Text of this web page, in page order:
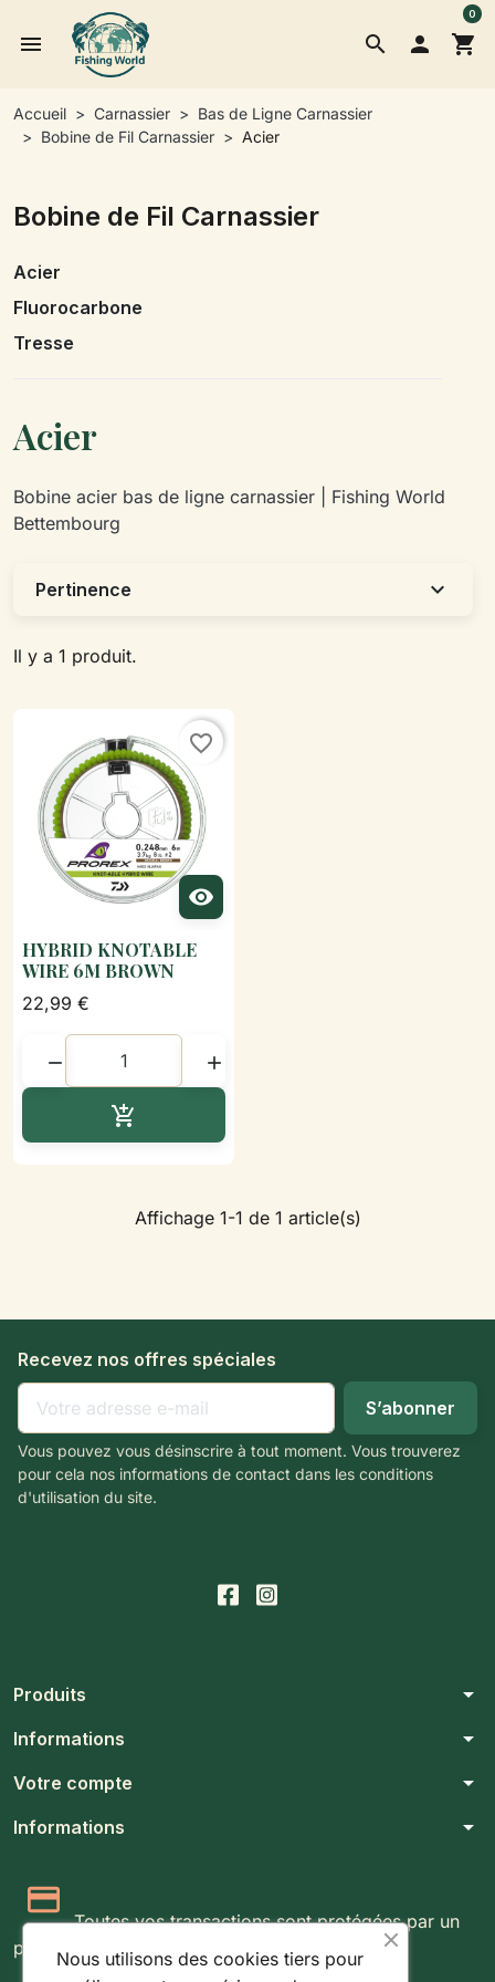
search
menu  shopping_cart
0
Accueil Carnassier
Bas de Ligne Carnassier
Bobine de Fil Carnassier
Acier
Bobine de Fil Carnassier
Acier
Fluorocarbone
Tresse
Acier
Bobine acier bas de ligne carnassier | Fishing World
Bettembourg
Il y a 1 produit.
Pertinence expand_more

favorite_border
HYBRID KNOTABLE
WIRE 6M BROWN
22,99 €
 

Affichage 1-1 de 1 article(s)
Recevez nos offres spéciales
Vous pouvez vous désinscrire à tout moment. Vous trouverez
pour cela nos informations de contact dans les conditions
d'utilisation du site.
Produits arrow_drop_down
Informations arrow_drop_down
Votre compte arrow_drop_down
Informations arrow_drop_down
Toutes vos transactions sont protégées par un
protocole SSL 256 bits.
Nous utilisons des cookies tiers pour